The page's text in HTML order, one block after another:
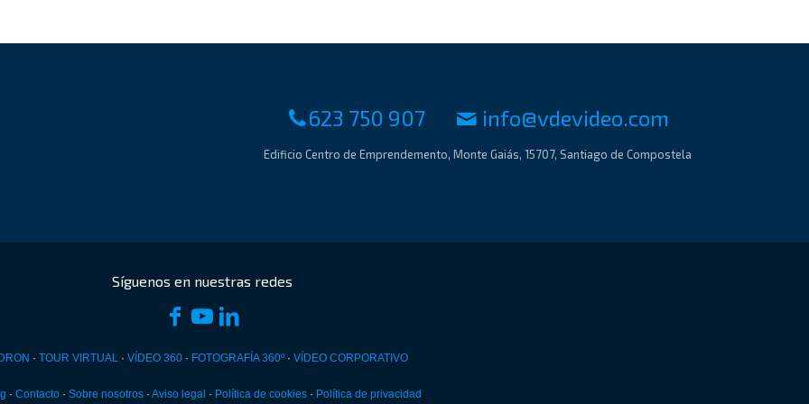
623 750 907 moc.oedivedv@ofni
Edificio Centro de Emprendemento, Monte Gaiás, 15707, Santiago de Compostela
· TOUR VIRTUAL· VÍDEO 360· FOTOGRAFÍA 360º· VÍDEO CORPORATIVO
· Contacto· Sobre nosotros· Aviso legal · Política de cookies· Política de privacidad